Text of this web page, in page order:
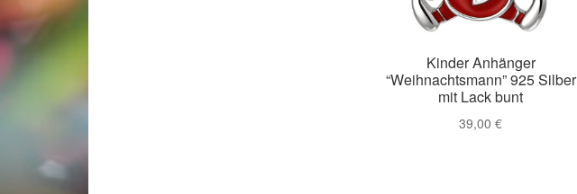
Kinder Anhänger
“Weihnachtsmann” 925 Silber
mit Lack bunt
39,00€